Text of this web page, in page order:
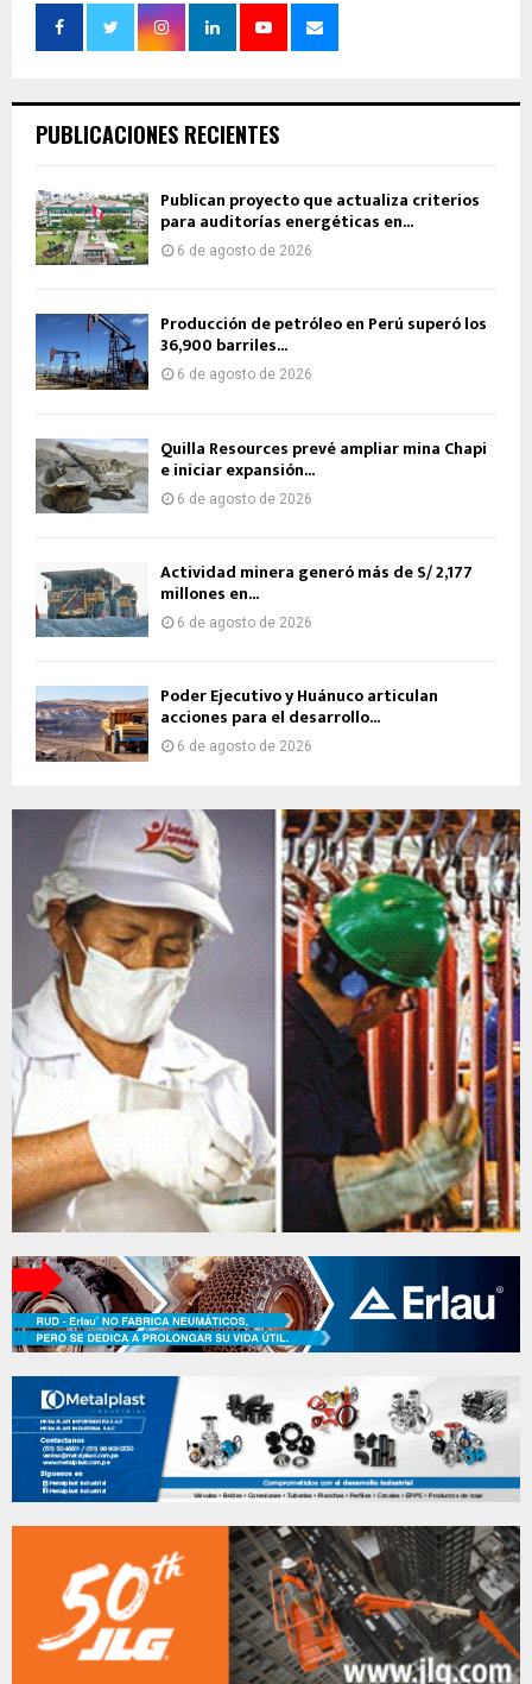
PUBLICACIONES RECIENTES
Publican proyecto que actualiza criterios
para auditorías energéticas en...
6 de agosto de 2026
Producción de petróleo en Perú superó los
36,900 barriles...
6 de agosto de 2026
Quilla Resources prevé ampliar mina Chapi
e iniciar expansión...
6 de agosto de 2026
Actividad minera generó más de S/ 2,177
millones en...
6 de agosto de 2026
Poder Ejecutivo y Huánuco articulan
acciones para el desarrollo...
6 de agosto de 2026